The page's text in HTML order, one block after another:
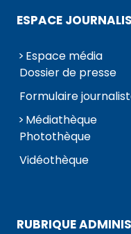
ESPACE
Espace média
Dossier de presse
Formulaire
Médiathèque
Photothèque
Vidéothèque
RUBRIQUE